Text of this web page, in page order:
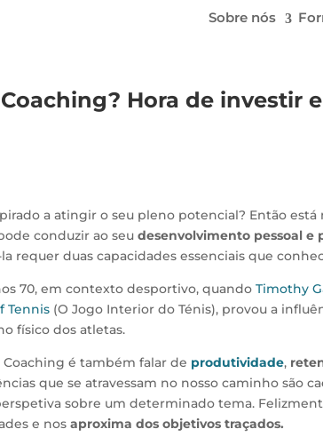
Sobre nós
Hora de investir
a atingir o seu pleno potencial? Então está
conduzir ao seudesenvolvimento pessoal e
requer duas capacidades essenciais que
70, em contexto desportivo, quandoTimothy
Tennis (O Jogo Interior do Ténis), provou a
físico dos atletas.
é também falar de produtividade,
que se atravessam no nosso caminho são
sobre um determinado tema.
e nosaproxima dos objetivos traçados.